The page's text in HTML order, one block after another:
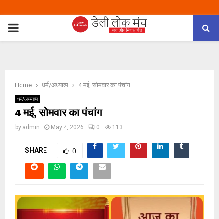
PRIMARY
Home धर्म/अध्यात्म 4 मई, सोमवार का पंचांग
धर्म/अध्यात्म
4 मई, सोमवार का पंचांग
by admin May 4, 2026 0 113
SHARE 0